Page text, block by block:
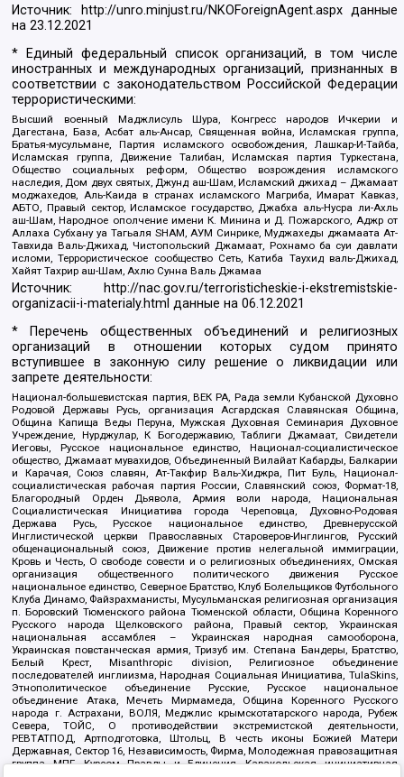
Источник: http://unro.minjust.ru/NKOForeignAgent.aspxданные
на23.12.2021
* Единый федеральный список организаций, в том числе
иностранных и международных организаций, признанных в
соответствии с законодательством Российской Федерации
террористическими:
Высший военный Маджлисуль Шура, Конгресс народов Ичкерии и
Дагестана, База, Асбат аль-Ансар, Священная война, Исламская группа,
Братья-мусульмане, Партия исламского освобождения, Лашкар-И-Тайба,
Исламская группа, Движение Талибан, Исламская партия Туркестана,
Общество социальных реформ, Общество возрождения исламского
наследия, Дом двух святых, Джунд аш-Шам, Исламский джихад – Джамаат
моджахедов, Аль-Каида в странах исламского Магриба, Имарат Кавказ,
АБТО, Правый сектор, Исламское государство, Джабха аль-Нусра ли-Ахль
аш-Шам, Народное ополчение имени К. Минина и Д. Пожарского, Аджр от
Аллаха Субхану уа Тагьаля SHAM, АУМ Синрике, Муджахеды джамаата Ат-
Тавхида Валь-Джихад, Чистопольский Джамаат, Рохнамо ба суи давлати
исломи, Террористическое сообщество Сеть, Катиба Таухид валь-Джихад,
Хайят Тахрир аш-Шам, Ахлю Сунна Валь Джамаа
Источник:
http://nac.gov.ru/terroristicheskie-i-ekstremistskie-
organizacii-i-materialy.html данные на06.12.2021
* Перечень общественных объединений и религиозных
организаций в отношении которых судом принято
вступившее в законную силу решение о ликвидации или
запрете деятельности:
Национал-большевистская партия, ВЕК РА, Рада земли Кубанской Духовно
Родовой Державы Русь, организация Асгардская Славянская Община,
Община Капища Веды Перуна, Мужская Духовная Семинария Духовное
Учреждение, Нурджулар, К Богодержавию, Таблиги Джамаат, Свидетели
Иеговы, Русское национальное единство, Национал-социалистическое
общество, Джамаат мувахидов, Объединенный Вилайат Кабарды, Балкарии
и Карачая, Союз славян, Ат-Такфир Валь-Хиджра, Пит Буль, Национал-
социалистическая рабочая партия России, Славянский союз, Формат-18,
Благородный Орден Дьявола, Армия воли народа, Национальная
Социалистическая Инициатива города Череповца, Духовно-Родовая
Держава Русь, Русское национальное единство, Древнерусской
Инглистической церкви Православных Староверов-Инглингов, Русский
общенациональный союз, Движение против нелегальной иммиграции,
Кровь и Честь, О свободе совести и о религиозных объединениях, Омская
организация общественного политического движения Русское
национальное единство, Северное Братство, Клуб Болельщиков Футбольного
Клуба Динамо, Файзрахманисты, Мусульманская религиозная организация
п. Боровский Тюменского района Тюменской области, Община Коренного
Русского народа Щелковского района, Правый сектор, Украинская
национальная ассамблея – Украинская народная самооборона,
Украинская повстанческая армия, Тризуб им. Степана Бандеры, Братство,
Белый Крест, Misanthropic division, Религиозное объединение
последователей инглиизма, Народная Социальная Инициатива, TulaSkins,
Этнополитическое объединение Русские, Русское национальное
объединение Атака, Мечеть Мирмамеда, Община Коренного Русского
народа г. Астрахани, ВОЛЯ, Меджлис крымскотатарского народа, Рубеж
Севера, ТОЙС, О противодействии экстремистской деятельности,
РЕВТАТПОД, Артподготовка, Штольц, В честь иконы Божией Матери
Державная, Сектор 16, Независимость, Фирма, Молодежная правозащитная
группа МПГ, Курсом Правды и Единения, Каракольская инициативная